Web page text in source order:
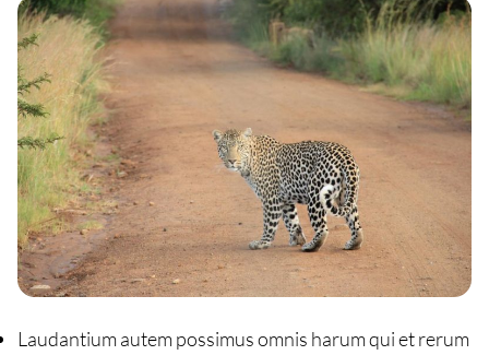
Laudantium autem possimus omnis harum qui et rerum